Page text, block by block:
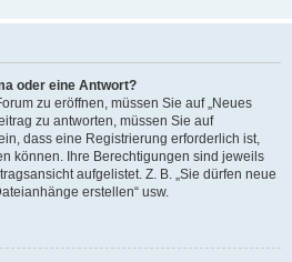
oder eine Antwort?
zu eröffnen, müssen Sie auf „Neues
zu antworten, müssen Sie auf
dass eine Registrierung erforderlich ist,
können. Ihre Berechtigungen sind jeweils
aufgelistet. Z. B. „Sie dürfen neue
erstellen“ usw.